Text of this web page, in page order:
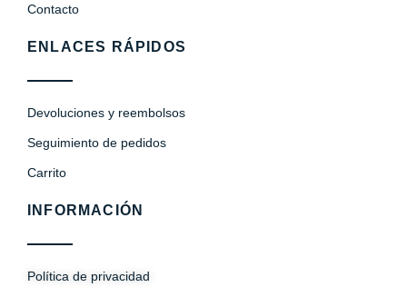
Contacto
ENLACES RÁPIDOS
Devoluciones y reembolsos
Seguimiento de pedidos
Carrito
INFORMACIÓN
Política de privacidad